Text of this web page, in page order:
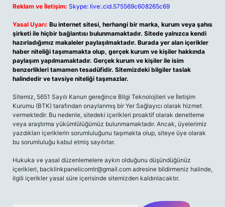
Reklam ve İletişim: Skype: live:.cid.575569c608265c69
Yasal Uyarı: Bu internet sitesi, herhangi bir marka, kurum veya şahıs
şirketi ile hiçbir bağlantısı bulunmamaktadır. Sitede yalnızca kendi
hazırladığımız makaleler paylaşılmaktadır. Burada yer alan içerikler
haber niteliği taşımamakta olup, gerçek kurum ve kişiler hakkında
paylaşım yapılmamaktadır. Gerçek kurum ve kişiler ile isim
benzerlikleri tamamen tesadüfidir. Sitemizdeki bilgiler taslak
halindedir ve tavsiye niteliği taşımazlar.
Sitemiz, 5651 Sayılı Kanun gereğince Bilgi Teknolojileri ve İletişim
Kurumu (BTK) tarafından onaylanmış bir Yer Sağlayıcı olarak hizmet
vermektedir. Bu nedenle, sitedeki içerikleri proaktif olarak denetleme
veya araştırma yükümlülüğümüz bulunmamaktadır. Ancak, üyelerimiz
yazdıkları içeriklerin sorumluluğunu taşımakta olup, siteye üye olarak
bu sorumluluğu kabul etmiş sayılırlar.
Hukuka ve yasal düzenlemelere aykırı olduğunu düşündüğünüz
içerikleri, backlinkpanelicomtr@gmail.com adresine bildirmeniz halinde,
ilgili içerikler yasal süre içerisinde sitemizden kaldırılacaktır.